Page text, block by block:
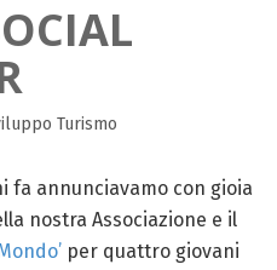
Turismo
fa annunciavamo con gioia
nostra Associazione e il
per quattro giovani